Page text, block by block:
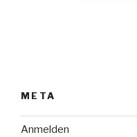
META
Anmelden